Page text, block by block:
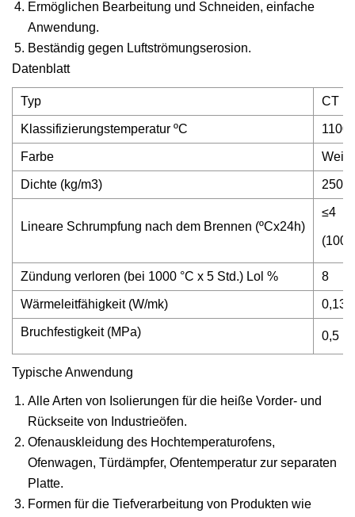
Ermöglichen Bearbeitung und Schneiden, einfache
Anwendung.
Beständig gegen Luftströmungserosion.
Datenblatt
Typ CT
Klassifizierungstemperatur ºC 1100
Farbe Weiß
Dichte (kg/m3) 250-
Lineare Schrumpfung nach dem Brennen (ºCx24h)
≤4
Zündung verloren (bei 1000 °C x 5 Std.) Lol % 8
Wärmeleitfähigkeit (W/mk) 0,132
Bruchfestigkeit (MPa) 0,5
Typische Anwendung
Alle Arten von Isolierungen für die heiße Vorder- und
Rückseite von Industrieöfen.
Ofenauskleidung des Hochtemperaturofens,
Ofenwagen, Türdämpfer, Ofentemperatur zur separaten
Platte.
Formen für die Tiefverarbeitung von Produkten wie